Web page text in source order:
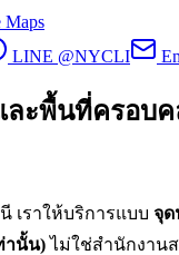
Maps
LINE @NYCLI
ละพื้นที่ครอบ
เราให้บริการแบบ จุด
านั้น) ไม่ใช่สำนักงาน